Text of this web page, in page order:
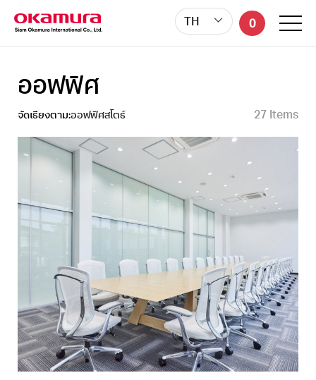
TH 0
ออฟฟิศ
จัดเรียงตาม:ออฟฟิศสโตร์ 27 Items